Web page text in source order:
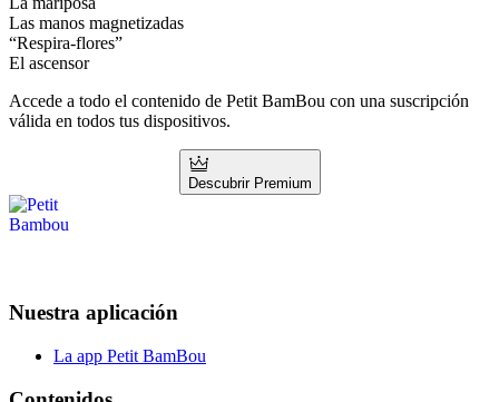
Las manos magnetizadas
“Respira-flores”
El ascensor
Accede a todo el contenido de Petit BamBou con una suscripción
válida en todos tus dispositivos.
Descubrir Premium
Nuestra aplicación
La app Petit BamBou